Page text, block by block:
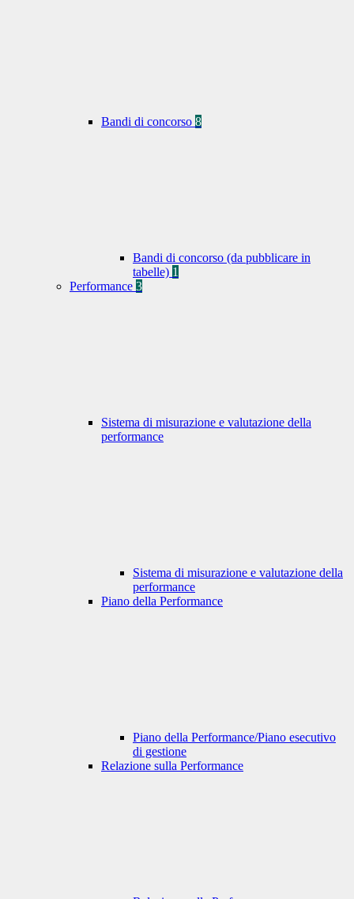
Bandi di concorso 8
Bandi di concorso (da pubblicare in
tabelle) 1
Performance 3
Sistema di misurazione e valutazione della
performance
Sistema di misurazione e valutazione della
performance
Piano della Performance
Piano della Performance/Piano esecutivo
di gestione
Relazione sulla Performance